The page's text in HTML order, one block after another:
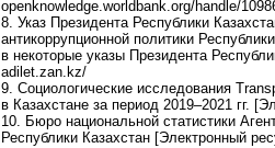
openknowledge.worldbank.org/handle/
8. Указ Президента Республики
антикоррупционной политики
в некоторые указы Президента
adilet.zan.kz/
9. Социологические исследования
в Казахстане за период 2019–2021 гг.
10. Бюро национальной статистики
Республики Казахстан [Электронный